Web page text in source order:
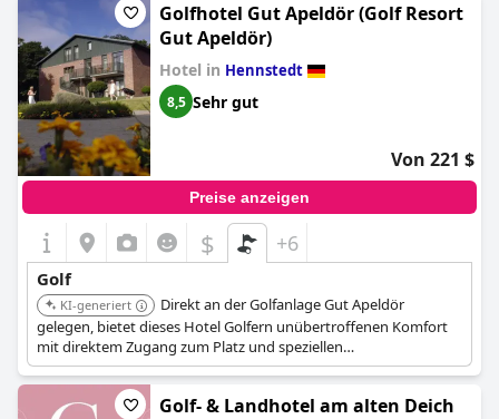
Golfhotel Gut Apeldör (Golf Resort
Gut Apeldör)
Hotel in Hennstedt
8,5 Sehr gut
Von 221 $
Preise anzeigen
$ +6
Golf
KI-generiert
Direkt an der Golfanlage Gut Apeldör
gelegen, bietet dieses Hotel Golfern unübertroffenen Komfort
mit direktem Zugang zum Platz und speziellen
Golfeinrichtungen.
Golf- & Landhotel am alten Deich